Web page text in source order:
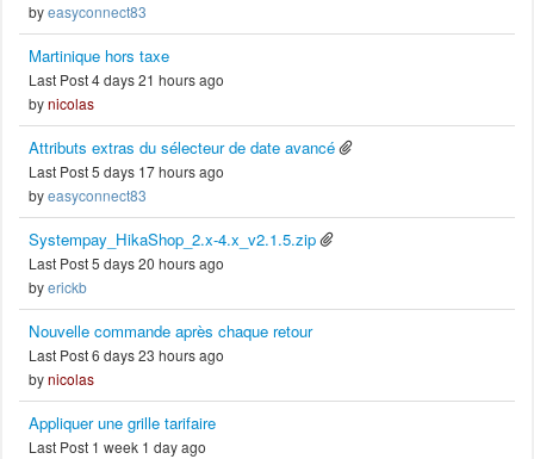
byeasyconnect83
Martinique hors taxe
Last Post 4 days 21 hours ago
bynicolas
Attributs extras du sélecteur de date avancé
Last Post 5 days 17 hours ago
byeasyconnect83
Systempay_HikaShop_2.x-4.x_v2.1.5.zip
Last Post 5 days 20 hours ago
byerickb
Nouvelle commande après chaque retour
Last Post 6 days 23 hours ago
bynicolas
Appliquer une grille tarifaire
Last Post 1 week 1 day ago